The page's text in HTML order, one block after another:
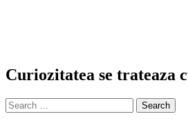
Curiozitatea se trateaza
Search
for: